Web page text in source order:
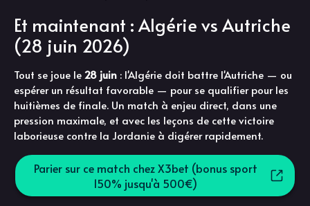
Et maintenant : Algérie vs Autriche
(28 juin 2026)
Tout se joue le28 juin : l'Algérie doit battre l'Autriche — ou
espérer un résultat favorable — pour se qualifier pour les
huitièmes de finale. Un match à enjeu direct, dans une
pression maximale, et avec les leçons de cette victoire
laborieuse contre la Jordanie à digérer rapidement.
Parier sur ce match chez X3bet (bonus sport
150% jusqu'à 500€)